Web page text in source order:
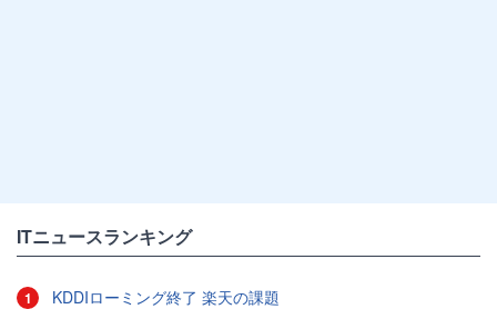
ITニュースランキング
1 KDDIローミング終了 楽天の課題